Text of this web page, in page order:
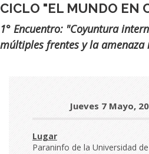
CICLO "EL MUNDO EN
Subtítulo
1° Encuentro: "Coyuntura
múltiples frentes y la amenaza
Día
y
hora
Jueves 7 Mayo,
Lugar
Paraninfo de la Universidad